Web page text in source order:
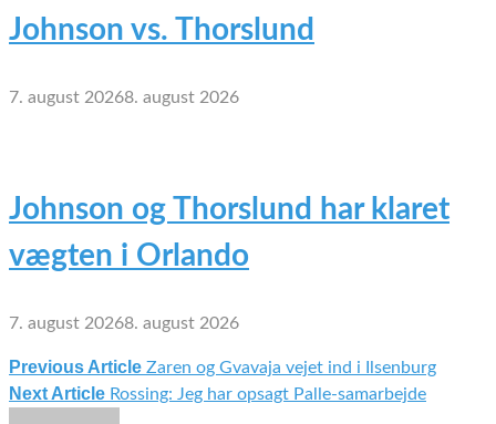
Johnson vs. Thorslund
7. august 20268. august 2026
Johnson og Thorslund har klaret
vægten i Orlando
7. august 20268. august 2026
Indlægsnavigation
Previous Article Zaren og Gvavaja vejet ind i Ilsenburg
Next Article Rossing: Jeg har opsagt Palle-samarbejde